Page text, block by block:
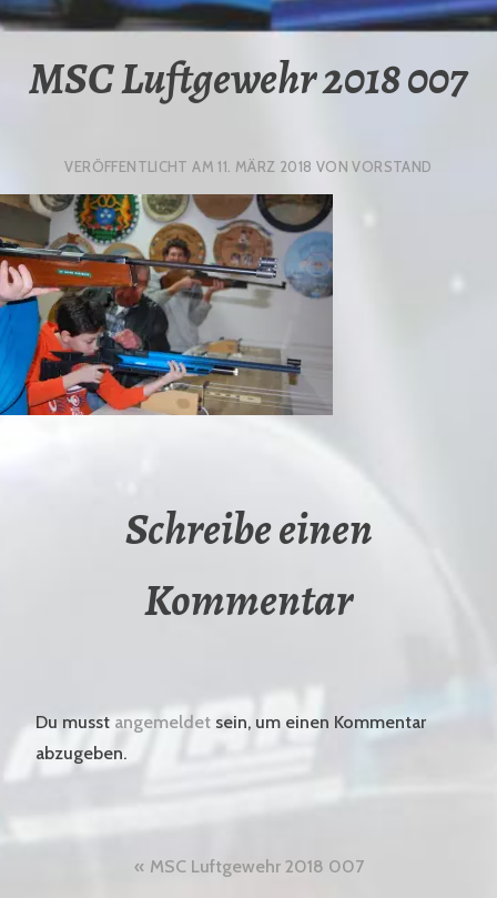
MSC Luftgewehr 2018 007
VERÖFFENTLICHT AM11. MÄRZ 2018 VONVORSTAND
Schreibe einen
Kommentar
Du musst angemeldet sein, um einen Kommentar
abzugeben.
Beitragsnavigation
MSC Luftgewehr 2018 007